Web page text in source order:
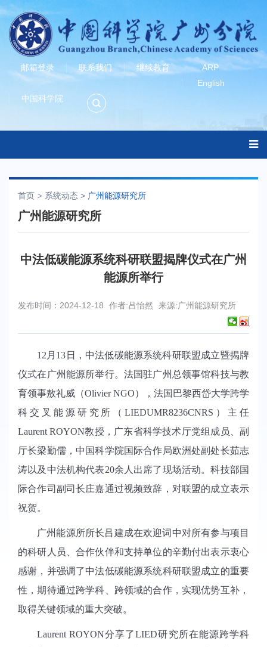
邮箱登录 联系我们 继续教育
ARP
English
中国科学院
首页 系统动态 > 广州能源研究所
广州能源研究所
中法低碳能源系统科研联盟揭牌仪式在广州
能源所举行
发布时间：2024-12-18 作者:吕怡然 来源:广州能源研究所
12 月13日，中法低碳能源系统科研联盟成立暨揭牌
仪式在广州能源所举行。法国驻广州总领事馆科技与教
育领事敖礼威（Olivier NGO），法国巴黎西岱大学跨学
科交叉能源研究所（LIEDUMR8236CNRS）主任
Laurent ROYON教授，广东省科学技术厅党组成员、副
厅长梁勤儒，中国科学院国际合作局欧洲处副处长茹志
涛以及中法机构代表20余人出席了现场活动。科技部国
际合作司副司长庄嘉通过视频致辞，对联盟的成立表示
祝贺。
广州能源所所长吕建成在欢迎词中对所有参与项目
的科研人员、合作伙伴和支持单位的辛勤付出表示衷心
感谢，并强调了中法低碳能源系统科研联盟成立的重要
性，期待通过跨学科、跨领域的合作，实现优势互补，
取得关键领域的重大突破。
Laurent ROYON分享了LIED研究所在能源跨学科